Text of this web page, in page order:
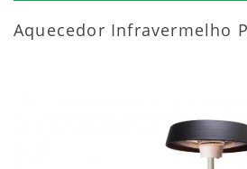
Aquecedor Infravermelho